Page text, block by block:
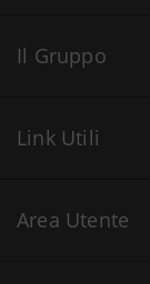
Il Gruppo
Link Utili
Area Utente